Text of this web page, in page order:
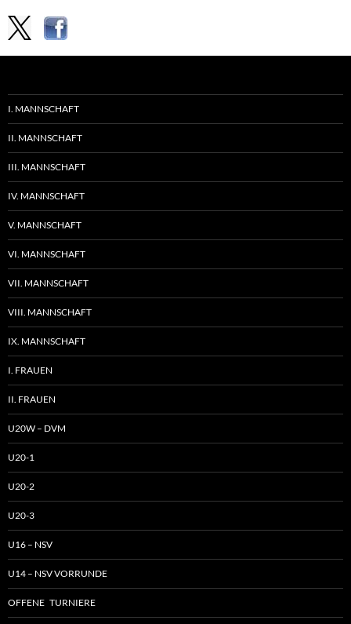
I. MANNSCHAFT
II. MANNSCHAFT
III. MANNSCHAFT
IV. MANNSCHAFT
V. MANNSCHAFT
VI. MANNSCHAFT
VII. MANNSCHAFT
VIII. MANNSCHAFT
IX. MANNSCHAFT
I. FRAUEN
II. FRAUEN
U20W – DVM
U20-1
U20-2
U20-3
U16 – NSV
U14 – NSV VORRUNDE
OFFENE TURNIERE